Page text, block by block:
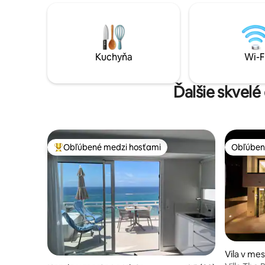
priateľov, ktorí hľadajú pokojný,
ekologický oddych, kde sa čas spomaľuje
a odohrávajú sa skutočné momenty.
Môžete
alebo sa
uličkách
Kuchyňa Wi-
Ďalšie
Najobľúbenejšie medzi hosťami
Obľúbené medzi hosťami
Vila v